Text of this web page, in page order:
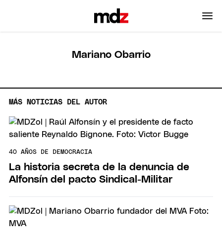
Mariano Obarrio
MÁS NOTICIAS DEL AUTOR
40 AÑOS DE DEMOCRACIA
La historia secreta de la denuncia de
Alfonsín del pacto Sindical-Militar